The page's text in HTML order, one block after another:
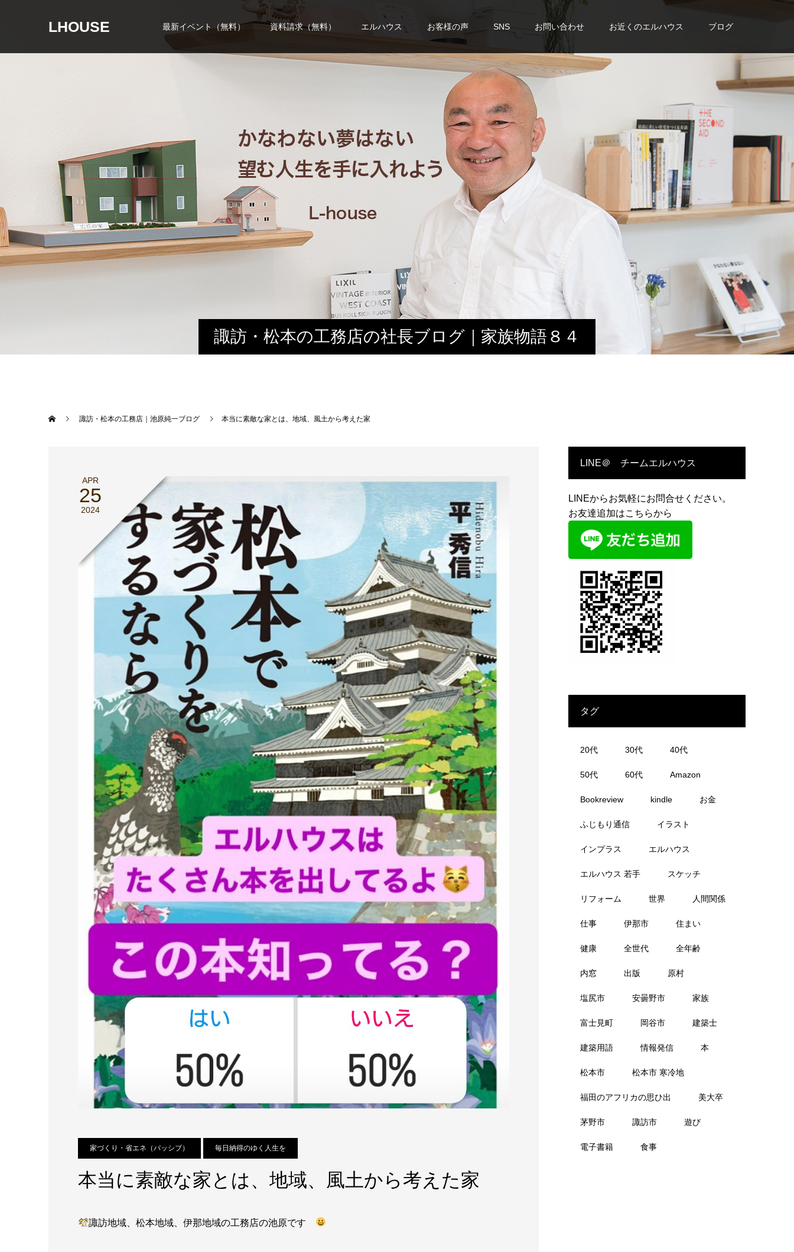
LHOUSE 最新イベント（無料） 資料請求（無料） エルハウス お客様の声 SNS お問い合わせ お近くのエルハウス ブログ
諏訪・松本の工務店の社長ブログ｜家族物語８４
諏訪・松本の工務店｜池原純一ブログ 本当に素敵な家とは、地域、風土から考えた家
APR
25
2024
家づくり・省エネ（パッシブ） 毎日納得のゆく人生を
本当に素敵な家とは、地域、風土から考えた家
諏訪地域、松本地域、伊那地域の工務店の池原です
LINE＠ チームエルハウス
LINEからお気軽にお問合せください。
お友達追加はこちらから
タグ
20代 30代 40代
50代 60代 Amazon
Bookreview kindle お金
ふじもり通信 イラスト
インプラス エルハウス
エルハウス 若手 スケッチ
リフォーム 世界 人間関係
仕事 伊那市 住まい
健康 全世代 全年齢
内窓 出版 原村
塩尻市 安曇野市 家族
富士見町 岡谷市 建築士
建築用語 情報発信 本
松本市 松本市 寒冷地
福田のアフリカの思ひ出 美大卒
茅野市 諏訪市 遊び
電子書籍 食事